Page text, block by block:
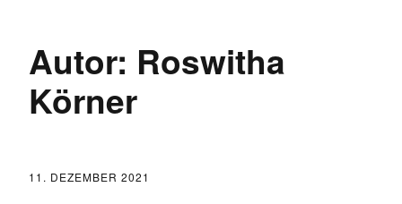
Autor: Roswitha
Körner
11. DEZEMBER 2021